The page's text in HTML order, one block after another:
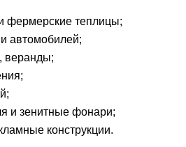
фермерские теплицы;
автомобилей;
веранды;
и зенитные фонари;
конструкции.